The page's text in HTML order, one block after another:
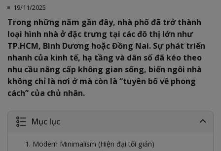
19/11/2025
Trong những năm gần đây, nhà phố đã trở thành
loại hình nhà ở đặc trưng tại các đô thị lớn như
TP.HCM, Bình Dương hoặc Đồng Nai. Sự phát triển
nhanh của kinh tế, hạ tầng và dân số đã kéo theo
nhu cầu nâng cấp không gian sống, biến ngôi nhà
không chỉ là nơi ở mà còn là “tuyên bố về phong
cách” của chủ nhân.
Mục lục
1. Modern Minimalism (Hiện đại tối giản)